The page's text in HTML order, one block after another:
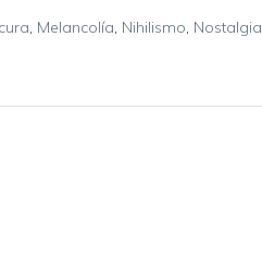
, Melancolía, Nihilismo, Nostalgia